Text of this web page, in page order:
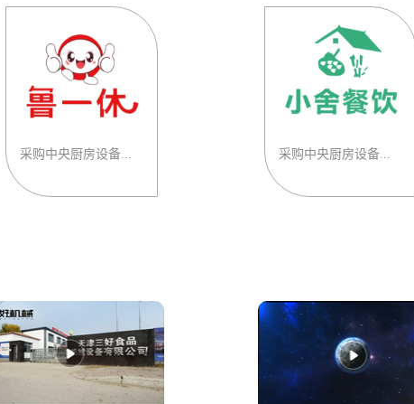
采购中央厨房设备... 采购中央厨房设备...